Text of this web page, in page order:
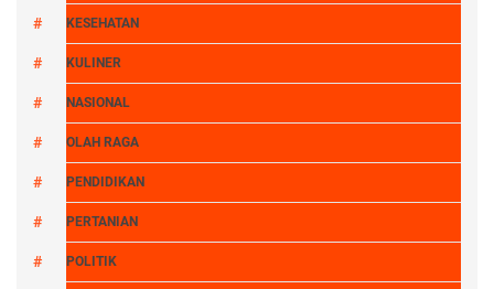
KESEHATAN
KULINER
NASIONAL
OLAH RAGA
PENDIDIKAN
PERTANIAN
POLITIK